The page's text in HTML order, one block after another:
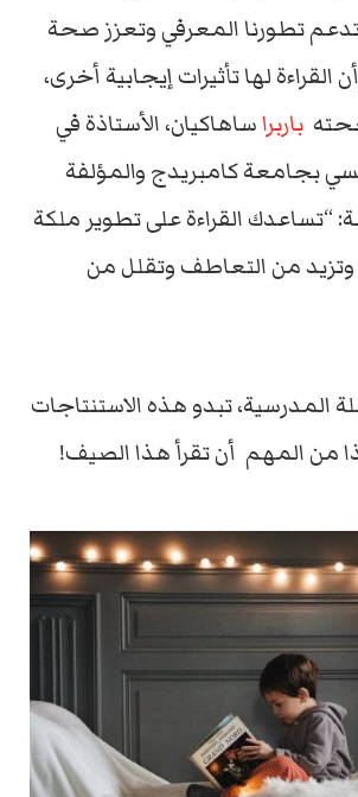
تدعم تطورنا المعرفي وتعزز صحة
القراءة لها تأثيرات إيجابية أخرى،
باربراساهاكيان، الأستاذة في
بجامعة كامبريدج والمؤلفة
“تساعدك القراءة على تطوير ملكة
وتزيد من التعاطف وتقلل من
المدرسية، تبدو هذه الاستنتاجات
من المهم أن تقرأ هذا الصيف!